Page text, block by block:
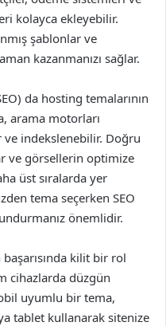
kolayca ekleyebilir.
şablonlar ve
kazanmanızı sağlar.
da hosting temalarının
arama motorları
indekslenebilir. Doğru
ve görsellerin optimize
üst sıralarda yer
tema seçerken SEO
önemlidir.
kilit bir rol
cihazlarda düzgün
uyumlu bir tema,
tablet kullanarak sitenize